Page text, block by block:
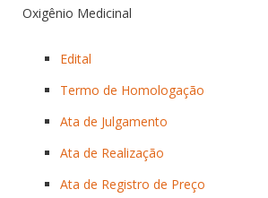
Oxigênio Medicinal
Edital
Termo de Homologação
Ata de Julgamento
Ata de Realização
Ata de Registro de Preço